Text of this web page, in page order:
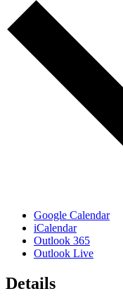
Google Calendar
iCalendar
Outlook 365
Outlook Live
Details